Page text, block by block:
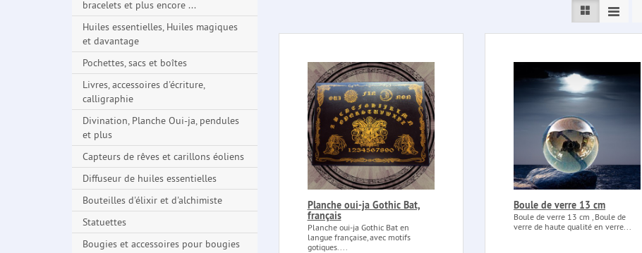
Planche oui-ja Gothic Bat,
français
Planche oui-ja Gothic Bat en
langue française, avec motifs
gotiques....
Boule de verre 13 cm
Boule de verre 13 cm , Boule de
verre de haute qualité en verre...
bracelets et plus encore ...
Huiles essentielles, Huiles magiques
et davantage
Pochettes, sacs et boîtes
Livres, accessoires d'écriture,
calligraphie
Divination, Planche Oui-ja, pendules
et plus
Capteurs de rêves et carillons éoliens
Diffuseur de huiles essentielles
Bouteilles d'élixir et d'alchimiste
Statuettes
Bougies et accessoires pour bougies